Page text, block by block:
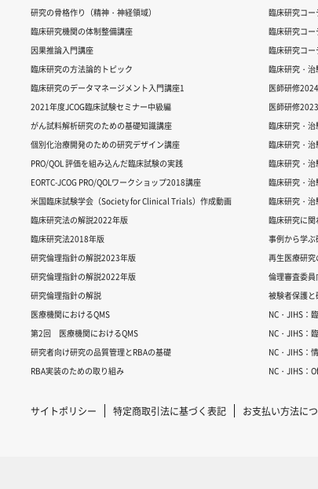
研究の骨格作り（精神・神経領域）
臨床研究機関の体制整備講座
因果推論入門講座
臨床研究の方法論的トピック
臨床研究のデータマネージメント入門講座1
2021年度JCOG臨床試験セミナー中級編
がん試料解析研究のための基礎知識講座
個別化治療開発のための研究デザイン講座
PRO/QOL 評価を組み込んだ臨床試験の実践
EORTC-JCOG PRO/QOLワークショップ2018講座
米国臨床試験学会（Society for Clinical Trials）作成動画
臨床研究法の解説2022年版
臨床研究法2018年版
研究倫理指針の解説2023年版
研究倫理指針の解説2022年版
研究倫理指針の解説
医療機関におけるQMS
第2回 医療機関におけるQMS
研究者向け研究の品質管理とRBAの基礎
RBA実装のための取り組み
臨床研究コ
臨床研究コ
臨床研究コ
臨床研究・治
医師研修2024
医師研修2023
臨床研究・治
臨床研究・治
臨床研究・治
臨床研究・治
臨床研究・治
臨床研究に
事例から学ぶ
再生医療研
倫理審査委員
被験者保護
NC・JIHS：
NC・JIHS：
NC・JIHS：
NC・JIHS：
サイトポリシー 特定商取引法に基づく表記 お支払い方法に